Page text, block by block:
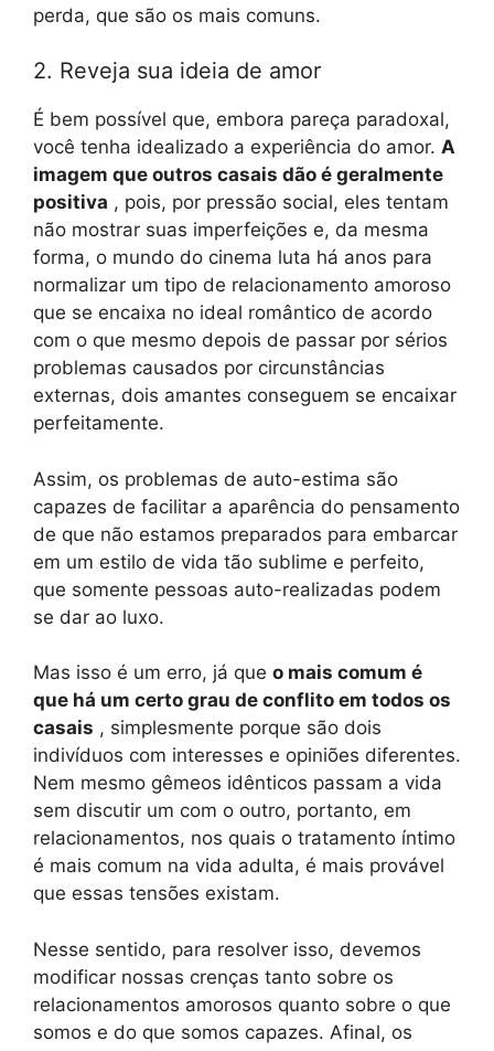
perda, que são os mais comuns.
2. Reveja sua ideia de amor
É bem possível que, embora pareça paradoxal,
você tenha idealizado a experiência do amor. A
imagem que outros casais dão é geralmente
positiva , pois, por pressão social, eles tentam
não mostrar suas imperfeições e, da mesma
forma, o mundo do cinema luta há anos para
normalizar um tipo de relacionamento amoroso
que se encaixa no ideal romântico de acordo
com o que mesmo depois de passar por sérios
problemas causados ​​por circunstâncias
externas, dois amantes conseguem se encaixar
perfeitamente.
Assim, os problemas de auto-estima são
capazes de facilitar a aparência do pensamento
de que não estamos preparados para embarcar
em um estilo de vida tão sublime e perfeito,
que somente pessoas auto-realizadas podem
se dar ao luxo.
Mas isso é um erro, já que o mais comum é
que há um certo grau de conflito em todos os
casais , simplesmente porque são dois
indivíduos com interesses e opiniões diferentes.
Nem mesmo gêmeos idênticos passam a vida
sem discutir um com o outro, portanto, em
relacionamentos, nos quais o tratamento íntimo
é mais comum na vida adulta, é mais provável
que essas tensões existam.
Nesse sentido, para resolver isso, devemos
modificar nossas crenças tanto sobre os
relacionamentos amorosos quanto sobre o que
somos e do que somos capazes. Afinal, os